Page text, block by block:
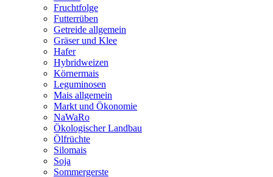
Fruchtfolge
Futterrüben
Getreide allgemein
Gräser und Klee
Hafer
Hybridweizen
Körnermais
Leguminosen
Mais allgemein
Markt und Ökonomie
NaWaRo
Ökologischer Landbau
Ölfrüchte
Silomais
Soja
Sommergerste